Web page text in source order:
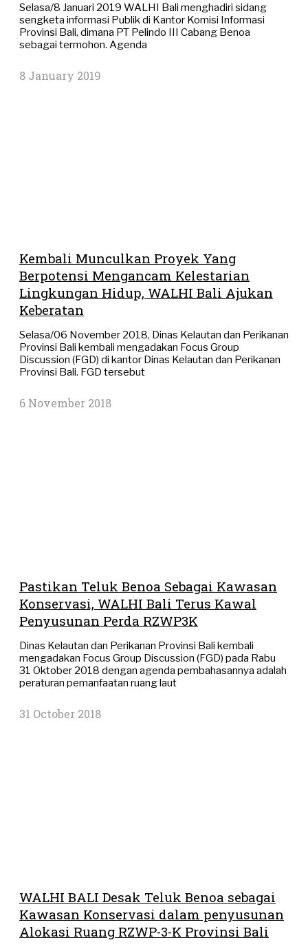
Selasa/8 Januari 2019 WALHI Bali menghadiri sidang
sengketa informasi Publik di Kantor Komisi Informasi
Provinsi Bali, dimana PT Pelindo III Cabang Benoa
sebagai termohon. Agenda
8 January 2019
Kembali Munculkan Proyek Yang
Berpotensi Mengancam Kelestarian
Lingkungan Hidup, WALHI Bali Ajukan
Keberatan
Selasa/06 November 2018, Dinas Kelautan dan Perikanan
Provinsi Bali kembali mengadakan Focus Group
Discussion (FGD) di kantor Dinas Kelautan dan Perikanan
Provinsi Bali. FGD tersebut
6 November 2018
Pastikan Teluk Benoa Sebagai Kawasan
Konservasi, WALHI Bali Terus Kawal
Penyusunan Perda RZWP3K
Dinas Kelautan dan Perikanan Provinsi Bali kembali
mengadakan Focus Group Discussion (FGD) pada Rabu
31 Oktober 2018 dengan agenda pembahasannya adalah
peraturan pemanfaatan ruang laut
31 October 2018
WALHI BALI Desak Teluk Benoa sebagai
Kawasan Konservasi dalam penyusunan
Alokasi Ruang RZWP-3-K Provinsi Bali